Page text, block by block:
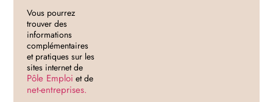
Vous pourrez
trouver des
informations
complémentaires
et pratiques sur les
sites internet de
Pôle Emploi et de
net-entreprises.